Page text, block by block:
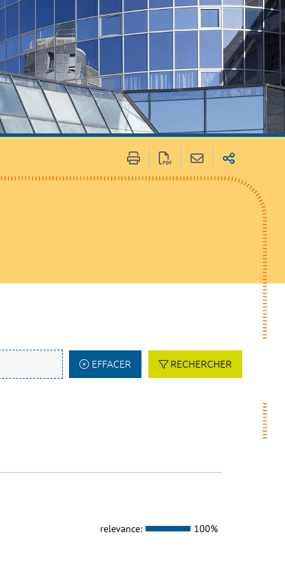
EFFACER RECHERCHER
relevance: 100%